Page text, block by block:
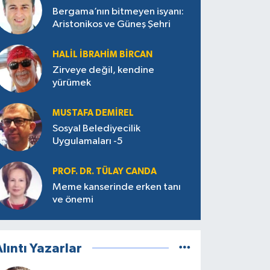
Bergama’nın bitmeyen isyanı:
Aristonikos ve Güneş Şehri
HALIL İBRAHIM BIRCAN
Zirveye değil, kendine
yürümek
MUSTAFA DEMIREL
Sosyal Belediyecilik
Uygulamaları -5
PROF. DR. TÜLAY CANDA
Meme kanserinde erken tanı
ve önemi
Yazarlar